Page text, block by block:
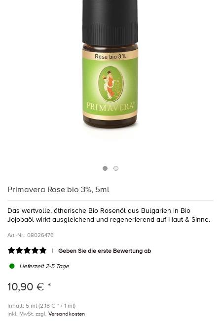
Primavera Rose bio 3%, 5ml
Das wertvolle, ätherische Bio Rosenöl aus Bulgarien in Bio
Jojobaöl wirkt ausgleichend und regenerierend auf Haut & Sinne.
Art.-Nr.: 08026476
Geben Sie die erste Bewertung ab
Lieferzeit 2-5 Tage
10,90 € *
Inhalt: 5 ml (2,18 € * / 1 ml)
inkl. MwSt. zzgl. Versandkosten